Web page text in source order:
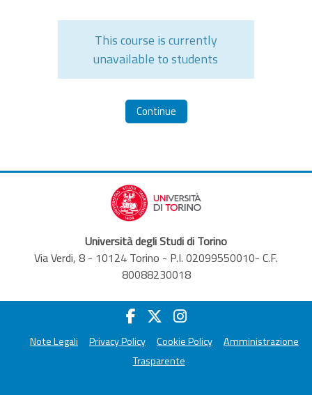
This course is currently
unavailable to students
Continue
Università degli Studi di Torino
Via Verdi, 8 - 10124 Torino - P.I. 02099550010- C.F.
80088230018
Note Legali Privacy Policy Cookie Policy
Amministrazione
Trasparente